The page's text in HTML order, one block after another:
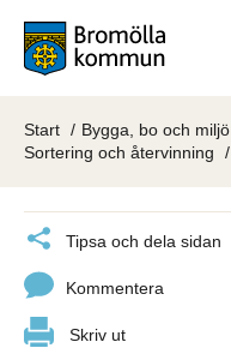
Start Bygga, bo och miljö
Sortering och återvinning
Tipsa och dela sidan
Kommentera
Skriv ut